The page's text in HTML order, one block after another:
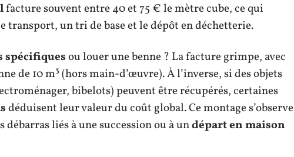
facture souvent entre 40 et 75 € le mètre cube, ce qui
un tri de base et le dépôt en déchetterie.
spécifiquesou louer une benne ? La facture grimpe, avec
de 10 m³ (hors main-d’œuvre). À l’inverse, si des objets
bibelots) peuvent être récupérés, certaines
déduisent leur valeur du coût global. Ce montage s’observe
liés à une succession ou à undépart en maison